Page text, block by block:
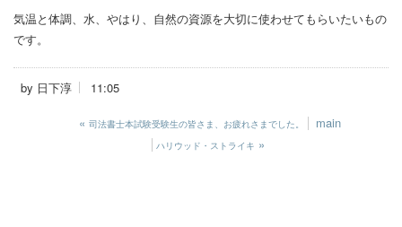
気温と体調、水、やはり、自然の資源を大切に使わせてもらいたいもの
です。
by 日下淳 11:05
« 司法書士本試験受験生の皆さま、お疲れさまでした。 main
ハリウッド・ストライキ »